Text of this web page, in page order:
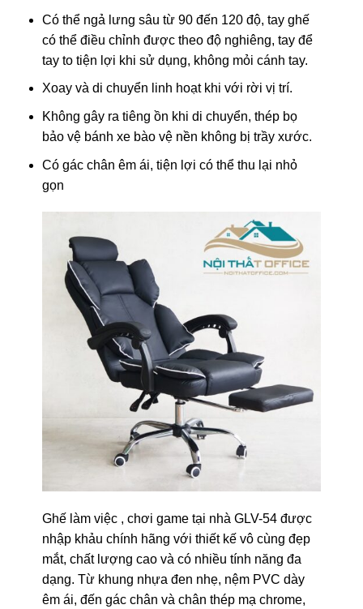
Có thể ngả lưng sâu từ 90 đến 120 độ, tay ghế
có thể điều chỉnh được theo độ nghiêng, tay để
tay to tiện lợi khi sử dụng, không mỏi cánh tay.
Xoay và di chuyển linh hoạt khi với rời vị trí.
Không gây ra tiêng ồn khi di chuyển, thép bọ
bảo vệ bánh xe bào vệ nền không bị trầy xước.
Có gác chân êm ái, tiện lợi có thể thu lại nhỏ
gọn
Ghế làm việc , chơi game tại nhà GLV-54 được
nhập khảu chính hãng với thiết kế vô cùng đẹp
mắt, chất lượng cao và có nhiều tính năng đa
dạng. Từ khung nhựa đen nhẹ, nệm PVC dày
êm ái, đến gác chân và chân thép mạ chrome,